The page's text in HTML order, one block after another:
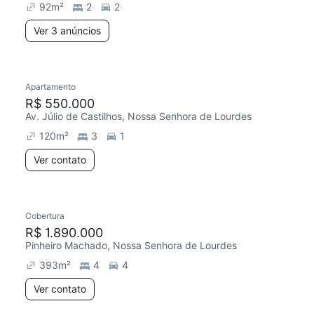
92m² 2
2
Ver 3 anúncios
Chegou este mês
Apartamento
R$ 550.000
Av. Júlio de Castilhos, Nossa Senhora de Lourdes
120m² 3
1
Ver contato
Redecorar
Cobertura
R$ 1.890.000
Pinheiro Machado, Nossa Senhora de Lourdes
393m² 4
4
Ver contato